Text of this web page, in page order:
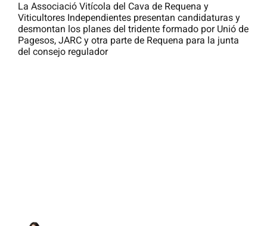
La Associació Vitícola del Cava de Requena y
Viticultores Independientes presentan candidaturas y
desmontan los planes del tridente formado por Unió de
Pagesos, JARC y otra parte de Requena para la junta
del consejo regulador